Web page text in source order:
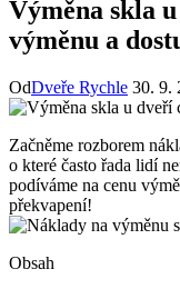
Výměna skla
výměnu a
OdDveře Rychle 30. 9.
Začněme ‍rozborem
o které často řada lidí
podíváme na cenu
‍překvapení!
Obsah